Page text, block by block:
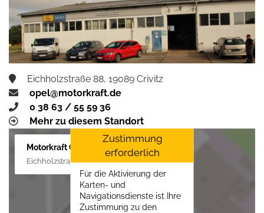
aktivieren
Eichholzstraße 88, 19089 Crivitz
opel@motorkraft.de
0 38 63 / 55 59 36
Mehr zu diesem Standort
Motorkraft GmbH
Eichholzstraße 88, 19089 Crivitz
Zustimmung
erforderlich
Für die Aktivierung der
Karten- und
Navigationsdienste ist Ihre
Zustimmung zu den